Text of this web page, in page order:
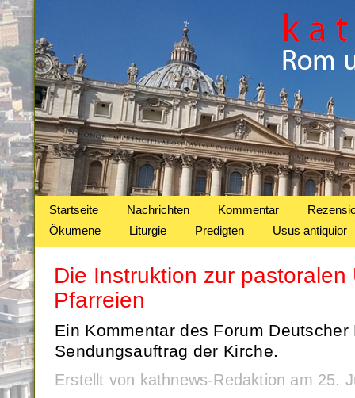
Startseite Nachrichten Kommentar
Ökumene
Liturgie Predigten Usus antiquior
Die Instruktion zur pastoralen
Pfarreien
Ein Kommentar des Forum
Sendungsauftrag der Kirche.
Erstellt von kathnews-Redaktion am 25.